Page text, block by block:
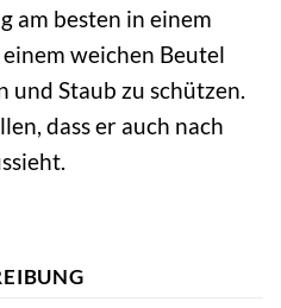
am besten in einem
weichen Beutel
und Staub zu schützen.
dass er auch nach